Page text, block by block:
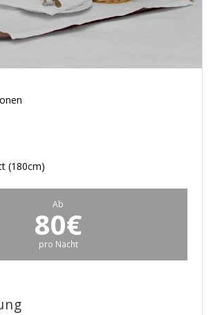
(180cm)
Ab
80€
pro Nacht